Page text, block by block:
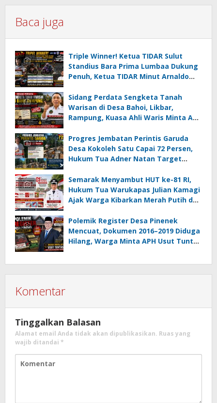
Baca juga
Triple Winner! Ketua TIDAR Sulut
Standius Bara Prima Lumbaa Dukung
Penuh, Ketua TIDAR Minut Arnaldo
05 MC JOE Sapu Bersih Tiga Gelar
Juara Umum
Sidang Perdata Sengketa Tanah
Warisan di Desa Bahoi, Likbar,
Rampung, Kuasa Ahli Waris Minta APH
Korupsi Dandes
Progres Jembatan Perintis Garuda
Desa Kokoleh Satu Capai 72 Persen,
Hukum Tua Adner Natan Target
Semarak Menyambut HUT ke-81 RI,
Hukum Tua Warukapas Julian Kamagi
Ajak Warga Kibarkan Merah Putih dan
Polemik Register Desa Pinenek
Mencuat, Dokumen 2016–2019 Diduga
Hilang, Warga Minta APH Usut Tuntas
Komentar
Tinggalkan Balasan
Alamat email Anda tidak akan dipublikasikan. Ruas yang
wajib ditandai *